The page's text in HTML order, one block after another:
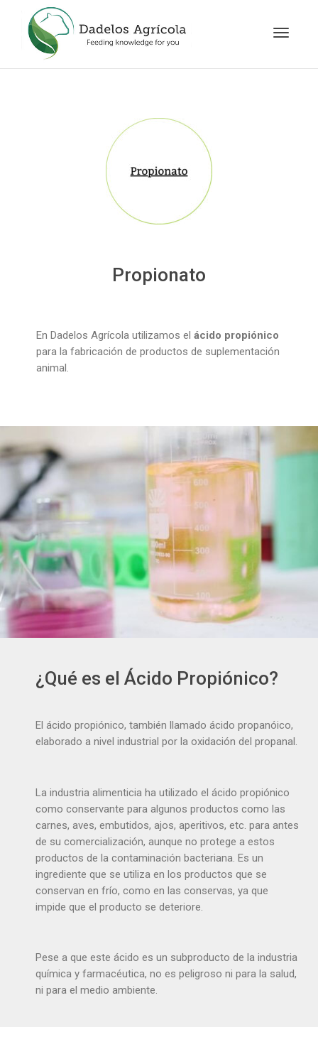
Propionato
En Dadelos Agrícola utilizamos el ácido propiónico
para la fabricación de productos de suplementación
animal.
¿Qué es el Ácido Propiónico?
El ácido propiónico, también llamado ácido propanóico,
elaborado a nivel industrial por la oxidación del propanal.
La industria alimenticia ha utilizado el ácido propiónico
como conservante para algunos productos como las
carnes, aves, embutidos, ajos, aperitivos, etc. para antes
de su comercialización, aunque no protege a estos
productos de la contaminación bacteriana. Es un
ingrediente que se utiliza en los productos que se
conservan en frío, como en las conservas, ya que
impide que el producto se deteriore.
Pese a que este ácido es un subproducto de la industria
química y farmacéutica, no es peligroso ni para la salud,
ni para el medio ambiente.